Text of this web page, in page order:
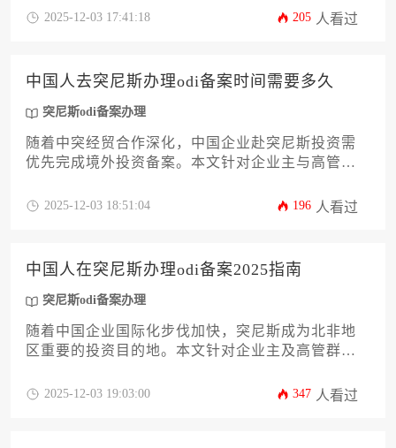
办理odi备案的全流程，涵盖从前期材料准备、境内
效、稳妥地完成这项重要的合规工作，规避潜在风
险。
2025-12-03 17:41:18 205 人看过
中国人去突尼斯办理odi备案时间需要多久
突尼斯odi备案办理
随着中突经贸合作深化，中国企业赴突尼斯投资需
优先完成境外投资备案。本文针对企业主与高管群
盖材料准备、部门审批、外汇登记等关键环节。文
险。全文以实战经验为基础，为投资者提供一份可
落地的突尼斯odi备案办理时效管理指南。
2025-12-03 18:51:04 196 人看过
中国人在突尼斯办理odi备案2025指南
突尼斯odi备案办理
随着中国企业国际化步伐加快，突尼斯成为北非地
区重要的投资目的地。本文针对企业主及高管群
涵盖政策解读、材料准备、申报技巧及风险防范等
2025-12-03 19:03:00 347 人看过